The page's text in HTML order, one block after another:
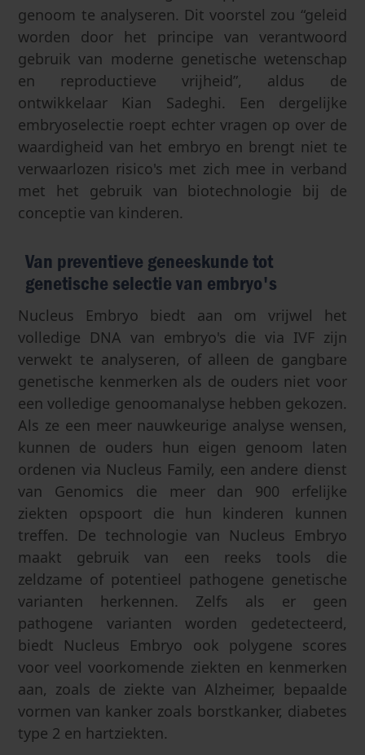
genoom te analyseren. Dit voorstel zou “geleid
worden door het principe van verantwoord
gebruik van moderne genetische wetenschap
en reproductieve vrijheid”, aldus de
ontwikkelaar Kian Sadeghi. Een dergelijke
embryoselectie roept echter vragen op over de
waardigheid van het embryo en brengt niet te
verwaarlozen risico's met zich mee in verband
met het gebruik van biotechnologie bij de
conceptie van kinderen.
Van preventieve geneeskunde tot
genetische selectie van embryo's
Nucleus Embryo biedt aan om vrijwel het
volledige DNA van embryo's die via IVF zijn
verwekt te analyseren, of alleen de gangbare
genetische kenmerken als de ouders niet voor
een volledige genoomanalyse hebben gekozen.
Als ze een meer nauwkeurige analyse wensen,
kunnen de ouders hun eigen genoom laten
ordenen via Nucleus Family, een andere dienst
van Genomics die meer dan 900 erfelijke
ziekten opspoort die hun kinderen kunnen
treffen. De technologie van Nucleus Embryo
maakt gebruik van een reeks tools die
zeldzame of potentieel pathogene genetische
varianten herkennen. Zelfs als er geen
pathogene varianten worden gedetecteerd,
biedt Nucleus Embryo ook polygene scores
voor veel voorkomende ziekten en kenmerken
aan, zoals de ziekte van Alzheimer, bepaalde
vormen van kanker zoals borstkanker, diabetes
type 2 en hartziekten.